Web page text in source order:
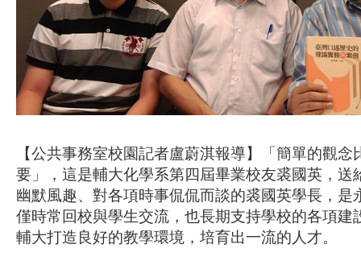
【公共事務室校園記者盧蔚淇報導】「簡單的觀念
要」，這是輔大化學系第四屆畢業校友裘國英，送
幽默風趣、對各項時事侃侃而談的裘國英學長，是
僅時常回校與學生交流，也長期支持學校的各項建
輔大打造良好的教學環境，培育出一流的人才。